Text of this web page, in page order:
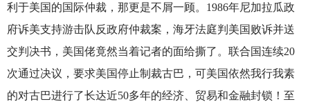
利于美国的国际仲裁，那更是不屑一顾。1986年尼加拉瓜政
府诉美支持游击队反政府仲裁案，海牙法庭判美国败诉并送
交判决书，美国佬竟然当着记者的面给撕了。联合国连续20
次通过决议，要求美国停止制裁古巴，可美国依然我行我素
的对古巴进行了长达近50多年的经济、贸易和金融封锁！至